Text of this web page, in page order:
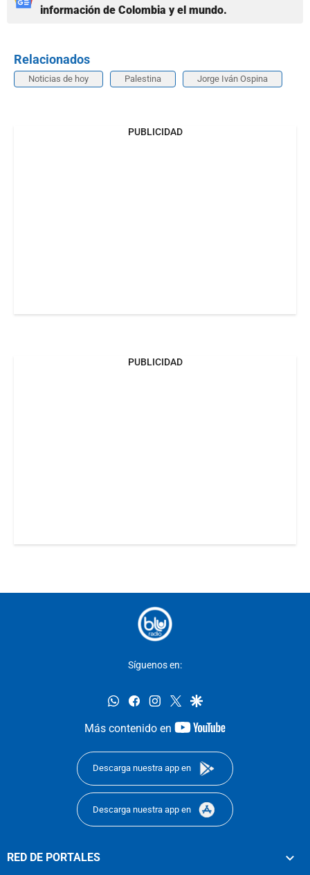
información de Colombia y el mundo.
Relacionados
Noticias de hoy Palestina Jorge Iván Ospina
PUBLICIDAD
PUBLICIDAD
Síguenos en:
whatsappfacebookinstagram
twittergoogle
Más contenido en
youtube-
Descarga nuestra app en
Descarga nuestra app en
RED DE PORTALES